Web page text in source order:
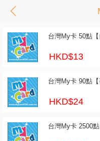
台灣My卡 50點【
HKD$13
台灣My卡 90點【
HKD$24
台灣My卡 2500